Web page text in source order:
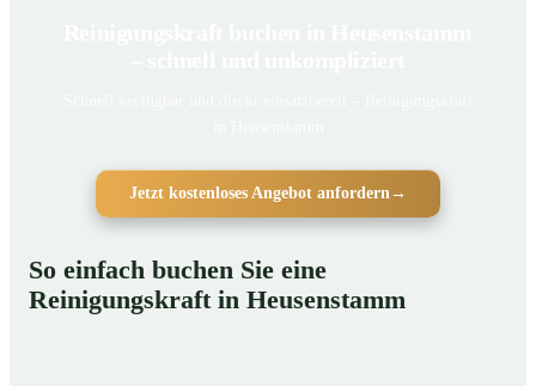
Jetzt kostenloses Angebot anfordern →
So einfach buchen Sie eine
Reinigungskraft in Heusenstamm